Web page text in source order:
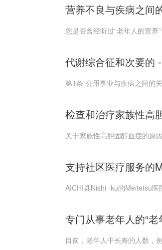
营养不良与疾病之间
您是否曾经听过“老年人的营
代谢综合征和次要的
第1条“公用事业与疾病之间的
检查和治疗家族性高
关于家族性高胆固醇血症的原
支持社区医疗服务的
AICHI县Nishi -ku的Meitetsu
专门从事老年人的“老
目前，老年人中长寿的人数，